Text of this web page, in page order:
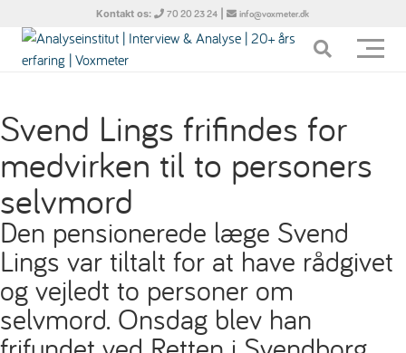
Kontakt os: 70 20 23 24 | info@voxmeter.dk
Svend Lings frifindes for
medvirken til to personers
selvmord
Den pensionerede læge Svend
Lings var tiltalt for at have rådgivet
og vejledt to personer om
selvmord. Onsdag blev han